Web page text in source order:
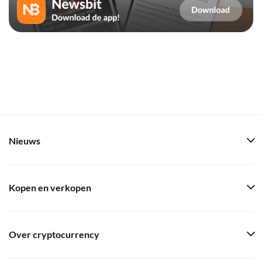
Nieuws
Kopen en verkopen
Over cryptocurrency